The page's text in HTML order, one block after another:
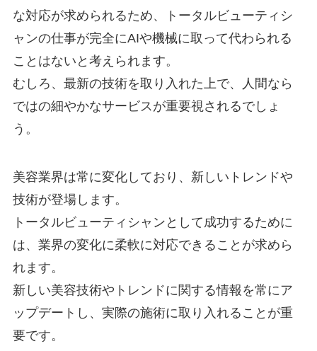
な対応が求められるため、トータルビューティシ
ャンの仕事が完全にAIや機械に取って代わられる
ことはないと考えられます。
むしろ、最新の技術を取り入れた上で、人間なら
ではの細やかなサービスが重要視されるでしょ
う。
美容業界は常に変化しており、新しいトレンドや
技術が登場します。
トータルビューティシャンとして成功するために
は、業界の変化に柔軟に対応できることが求めら
れます。
新しい美容技術やトレンドに関する情報を常にア
ップデートし、実際の施術に取り入れることが重
要です。